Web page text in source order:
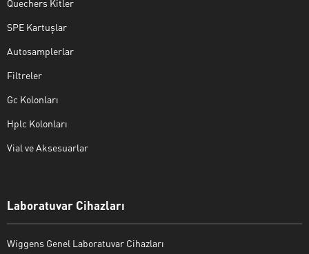
Quechers Kitler
SPE Kartuşlar
Autosamplerlar
Filtreler
Gc Kolonları
Hplc Kolonları
Vial ve Aksesuarlar
Laboratuvar Cihazları
Wiggens Genel Laboratuvar Cihazları